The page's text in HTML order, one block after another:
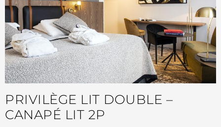
PRIVILÈGE LIT DOUBLE –
CANAPÉ LIT 2P